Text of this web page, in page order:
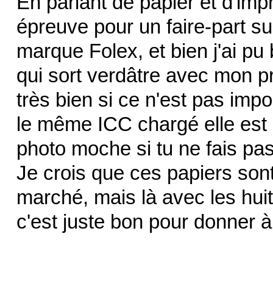
épreuve pour un faire-part
marque Folex, et bien j'ai
qui sort verdâtre avec mon
très bien si ce n'est pas
le même ICC chargé elle
photo moche si tu ne fais
Je crois que ces papiers
marché, mais là avec les
c'est juste bon pour donner